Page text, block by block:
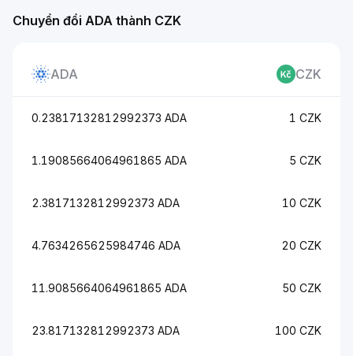
Chuyển đổi ADA thành CZK
ADA CZK
0.23817132812992373 ADA 1 CZK
1.19085664064961865 ADA 5 CZK
2.3817132812992373 ADA 10 CZK
4.7634265625984746 ADA 20 CZK
11.9085664064961865 ADA 50 CZK
23.817132812992373 ADA 100 CZK